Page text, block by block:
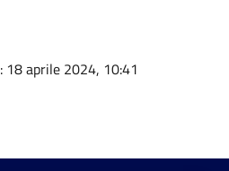
: 18 aprile 2024, 10:41